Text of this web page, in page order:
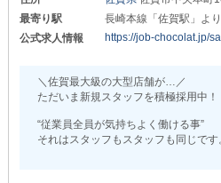
随時昇格・昇格ありであなたの頑張り
確実にお給料に還元します◎
前のお店で正当に評価されなかった
独立支援制度があるお店です◎
どうぞ独自の経営メソッドを
未来のあなたのお店にご活用ください
気になった事はできる限りお答えしま
最寄り駅
長崎本線「佐賀駅」よ
公式求人情報
https://job-chocolat.jp/
＼佐賀最大級の大型店舗が…／
ただいま新規スタッフを積極採用中！
“従業員全員が気持ちよく働ける事”
それはスタッフもスタッフも同じです